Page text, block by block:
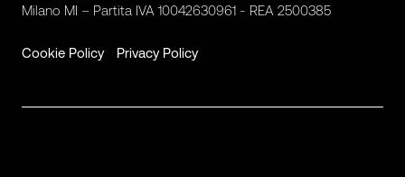
Milano MI – Partita IVA 10042630961 - REA 2500385
Cookie Policy Privacy Policy